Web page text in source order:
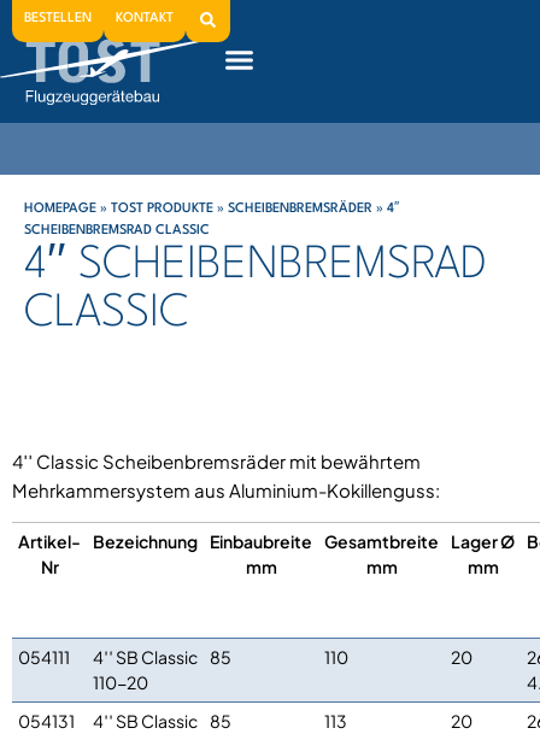
BESTELLEN KONTAKT
HOMEPAGE » TOST PRODUKTE » SCHEIBENBREMSRÄDER » 4′′
SCHEIBENBREMSRAD CLASSIC
4′′ SCHEIBENBREMSRAD
CLASSIC
4′′ Classic Scheibenbremsräder mit bewährtem
Mehrkammersystem aus Aluminium-Kokillenguss:
Artikel-
Nr
Bezeichnung
Einbaubreite
mm
Gesamtbreite
mm
Lager Ø
mm
054111
4′′ SB Classic
110-20
85 110 20
054131
4′′ SB Classic
85 113 20